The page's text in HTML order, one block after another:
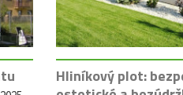
Hliníkový plot: